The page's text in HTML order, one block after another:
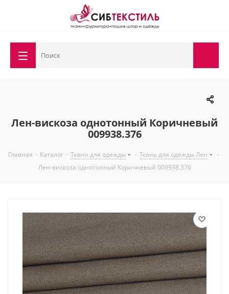
Лен-вискоза однотонный Коричневый
009938.376
Главная - Каталог - Ткани для одежды - Ткань для одежды Лен
-
Лен-вискоза однотонный Коричневый 009938.376